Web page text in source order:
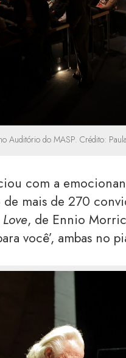
Auditório do MASP. Crédito:
com a
mais de 270
, de Ennio
você’, ambas no